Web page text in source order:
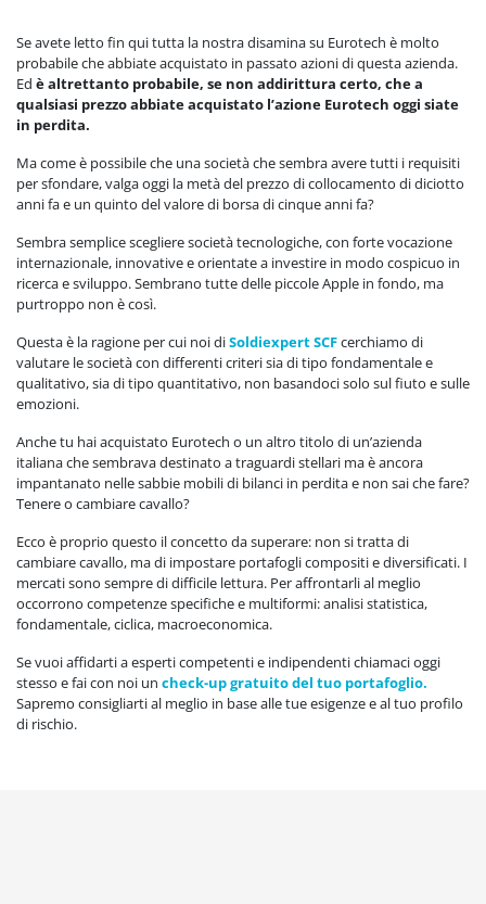
Se avete letto fin qui tutta la nostra disamina su Eurotech è molto
probabile che abbiate acquistato in passato azioni di questa azienda.
Ed è altrettanto probabile, se non addirittura certo, che a
qualsiasi prezzo abbiate acquistato l’azione Eurotech oggi siate
in perdita.
Ma come è possibile che una società che sembra avere tutti i requisiti
per sfondare, valga oggi la metà del prezzo di collocamento di diciotto
anni fa e un quinto del valore di borsa di cinque anni fa?
Sembra semplice scegliere società tecnologiche, con forte vocazione
internazionale, innovative e orientate a investire in modo cospicuo in
ricerca e sviluppo. Sembrano tutte delle piccole Apple in fondo, ma
purtroppo non è così.
Questa è la ragione per cui noi diSoldiexpert SCFcerchiamo di
valutare le società con differenti criteri sia di tipo fondamentale e
qualitativo, sia di tipo quantitativo, non basandoci solo sul fiuto e sulle
emozioni.
Anche tu hai acquistato Eurotech o un altro titolo di un’azienda
italiana che sembrava destinato a traguardi stellari ma è ancora
impantanato nelle sabbie mobili di bilanci in perdita e non sai che fare?
Tenere o cambiare cavallo?
Ecco è proprio questo il concetto da superare: non si tratta di
cambiare cavallo, ma di impostare portafogli compositi e diversificati. I
mercati sono sempre di difficile lettura. Per affrontarli al meglio
occorrono competenze specifiche e multiformi: analisi statistica,
fondamentale, ciclica, macroeconomica.
Se vuoi affidarti a esperti competenti e indipendenti chiamaci oggi
stesso e fai con noi un check-up gratuito del tuo portafoglio.
Sapremo consigliarti al meglio in base alle tue esigenze e al tuo profilo
di rischio.